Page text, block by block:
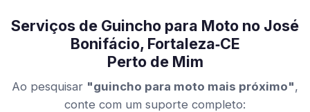
Serviços de Guincho para Moto no José
Bonifácio, Fortaleza‑CE
Perto de Mim
Ao pesquisar "guincho para moto mais próximo",
conte com um suporte completo: